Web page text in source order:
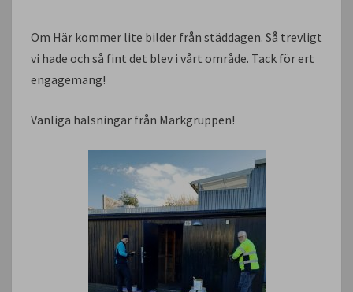
Om Här kommer lite bilder från städdagen. Så trevligt
vi hade och så fint det blev i vårt område. Tack för ert
engagemang!
Vänliga hälsningar från Markgruppen!